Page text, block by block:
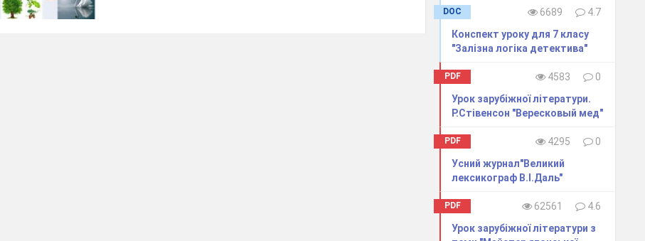
DOC 6689
4.7
Конспект уроку для 7 класу
"Залізна логіка детектива"
PDF 4583
0
Урок зарубіжної літератури.
Р.Стівенсон "Вересковый мед"
PDF 4295
0
Усний журнал"Великий
лексикограф В.І.Даль"
PDF 62561
4.6
Урок зарубіжної літератури з